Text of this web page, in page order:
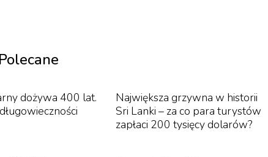
Polecane
dożywa 400 lat.
Największa grzywna w historii
Sri Lanki – za co para turystów
zapłaci 200 tysięcy dolarów?